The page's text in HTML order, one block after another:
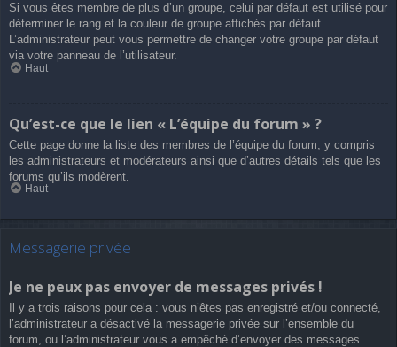
Si vous êtes membre de plus d’un groupe, celui par défaut est utilisé pour
déterminer le rang et la couleur de groupe affichés par défaut.
L’administrateur peut vous permettre de changer votre groupe par défaut
via votre panneau de l’utilisateur.
Haut
Qu’est-ce que le lien « L’équipe du forum » ?
Cette page donne la liste des membres de l’équipe du forum, y compris
les administrateurs et modérateurs ainsi que d’autres détails tels que les
forums qu’ils modèrent.
Haut
Messagerie privée
Je ne peux pas envoyer de messages privés !
Il y a trois raisons pour cela : vous n’êtes pas enregistré et/ou connecté,
l’administrateur a désactivé la messagerie privée sur l’ensemble du
forum, ou l’administrateur vous a empêché d’envoyer des messages.